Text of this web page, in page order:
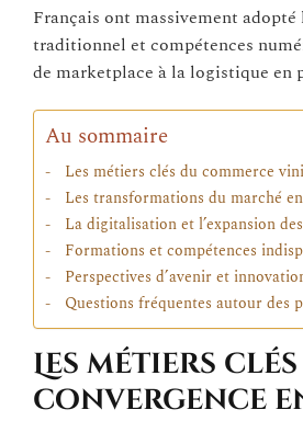
Français ont massivement
traditionnel et compétences
de marketplace à la logistique
Au sommaire
Les métiers clés du commerce
Les transformations du marché
La digitalisation et l’expansion
Formations et compétences
Perspectives d’avenir et
Questions fréquentes autour des
Les métiers
convergence